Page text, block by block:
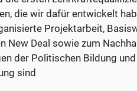
die wir dafür entwickelt
Projektarbeit,
New Deal sowie zum
der Politischen Bildung
sind